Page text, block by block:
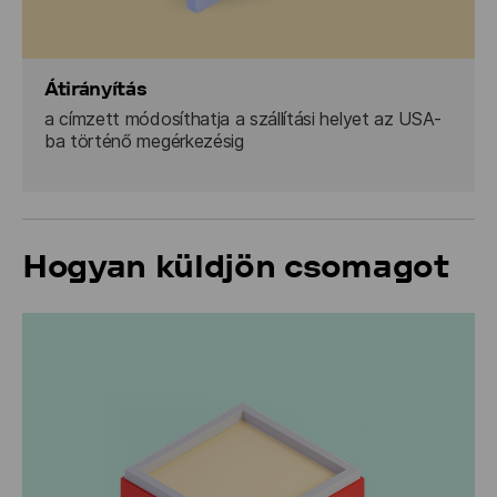
Átirányítás
a címzett módosíthatja a szállítási helyet az USA-
ba történő megérkezésig
Hogyan küldjön csomagot